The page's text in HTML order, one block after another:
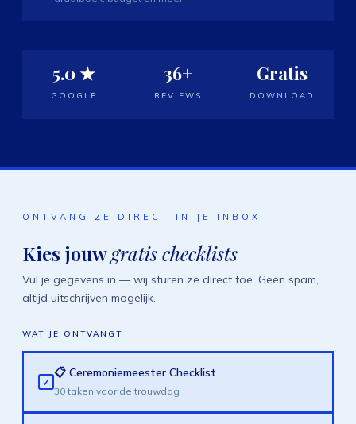
5.0 ★
GOOGLE
36+
REVIEWS
Gratis
DOWNLOAD
ONTVANG ZE DIRECT IN JE INBOX
Kies jouwgratis checklists
Vul je gegevens in — wij sturen ze direct toe. Geen spam,
altijd uitschrijven mogelijk.
WAT JE ONTVANGT
✓
📋 Ceremoniemeester Checklist
30 taken voor de trouwdag